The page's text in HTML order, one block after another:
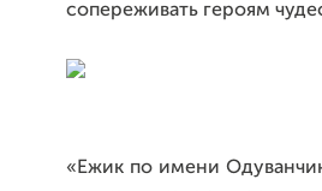
сопереживать героям
«Ежик по имени